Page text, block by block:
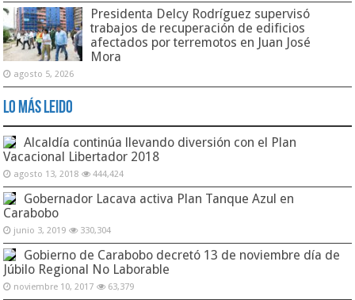
Presidenta Delcy Rodríguez supervisó
trabajos de recuperación de edificios
afectados por terremotos en Juan José
Mora
agosto 5, 2026
Lo Más Leido
Alcaldía continúa llevando diversión con el Plan
Vacacional Libertador 2018
agosto 13, 2018 444,424
Gobernador Lacava activa Plan Tanque Azul en
Carabobo
junio 3, 2019 330,304
Gobierno de Carabobo decretó 13 de noviembre día de
Júbilo Regional No Laborable
noviembre 10, 2017 63,379